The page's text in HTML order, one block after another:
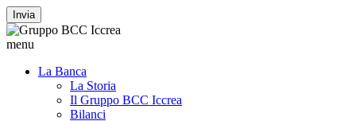
Invia
menu
La Banca
La Storia
Il Gruppo BCC Iccrea
Bilanci